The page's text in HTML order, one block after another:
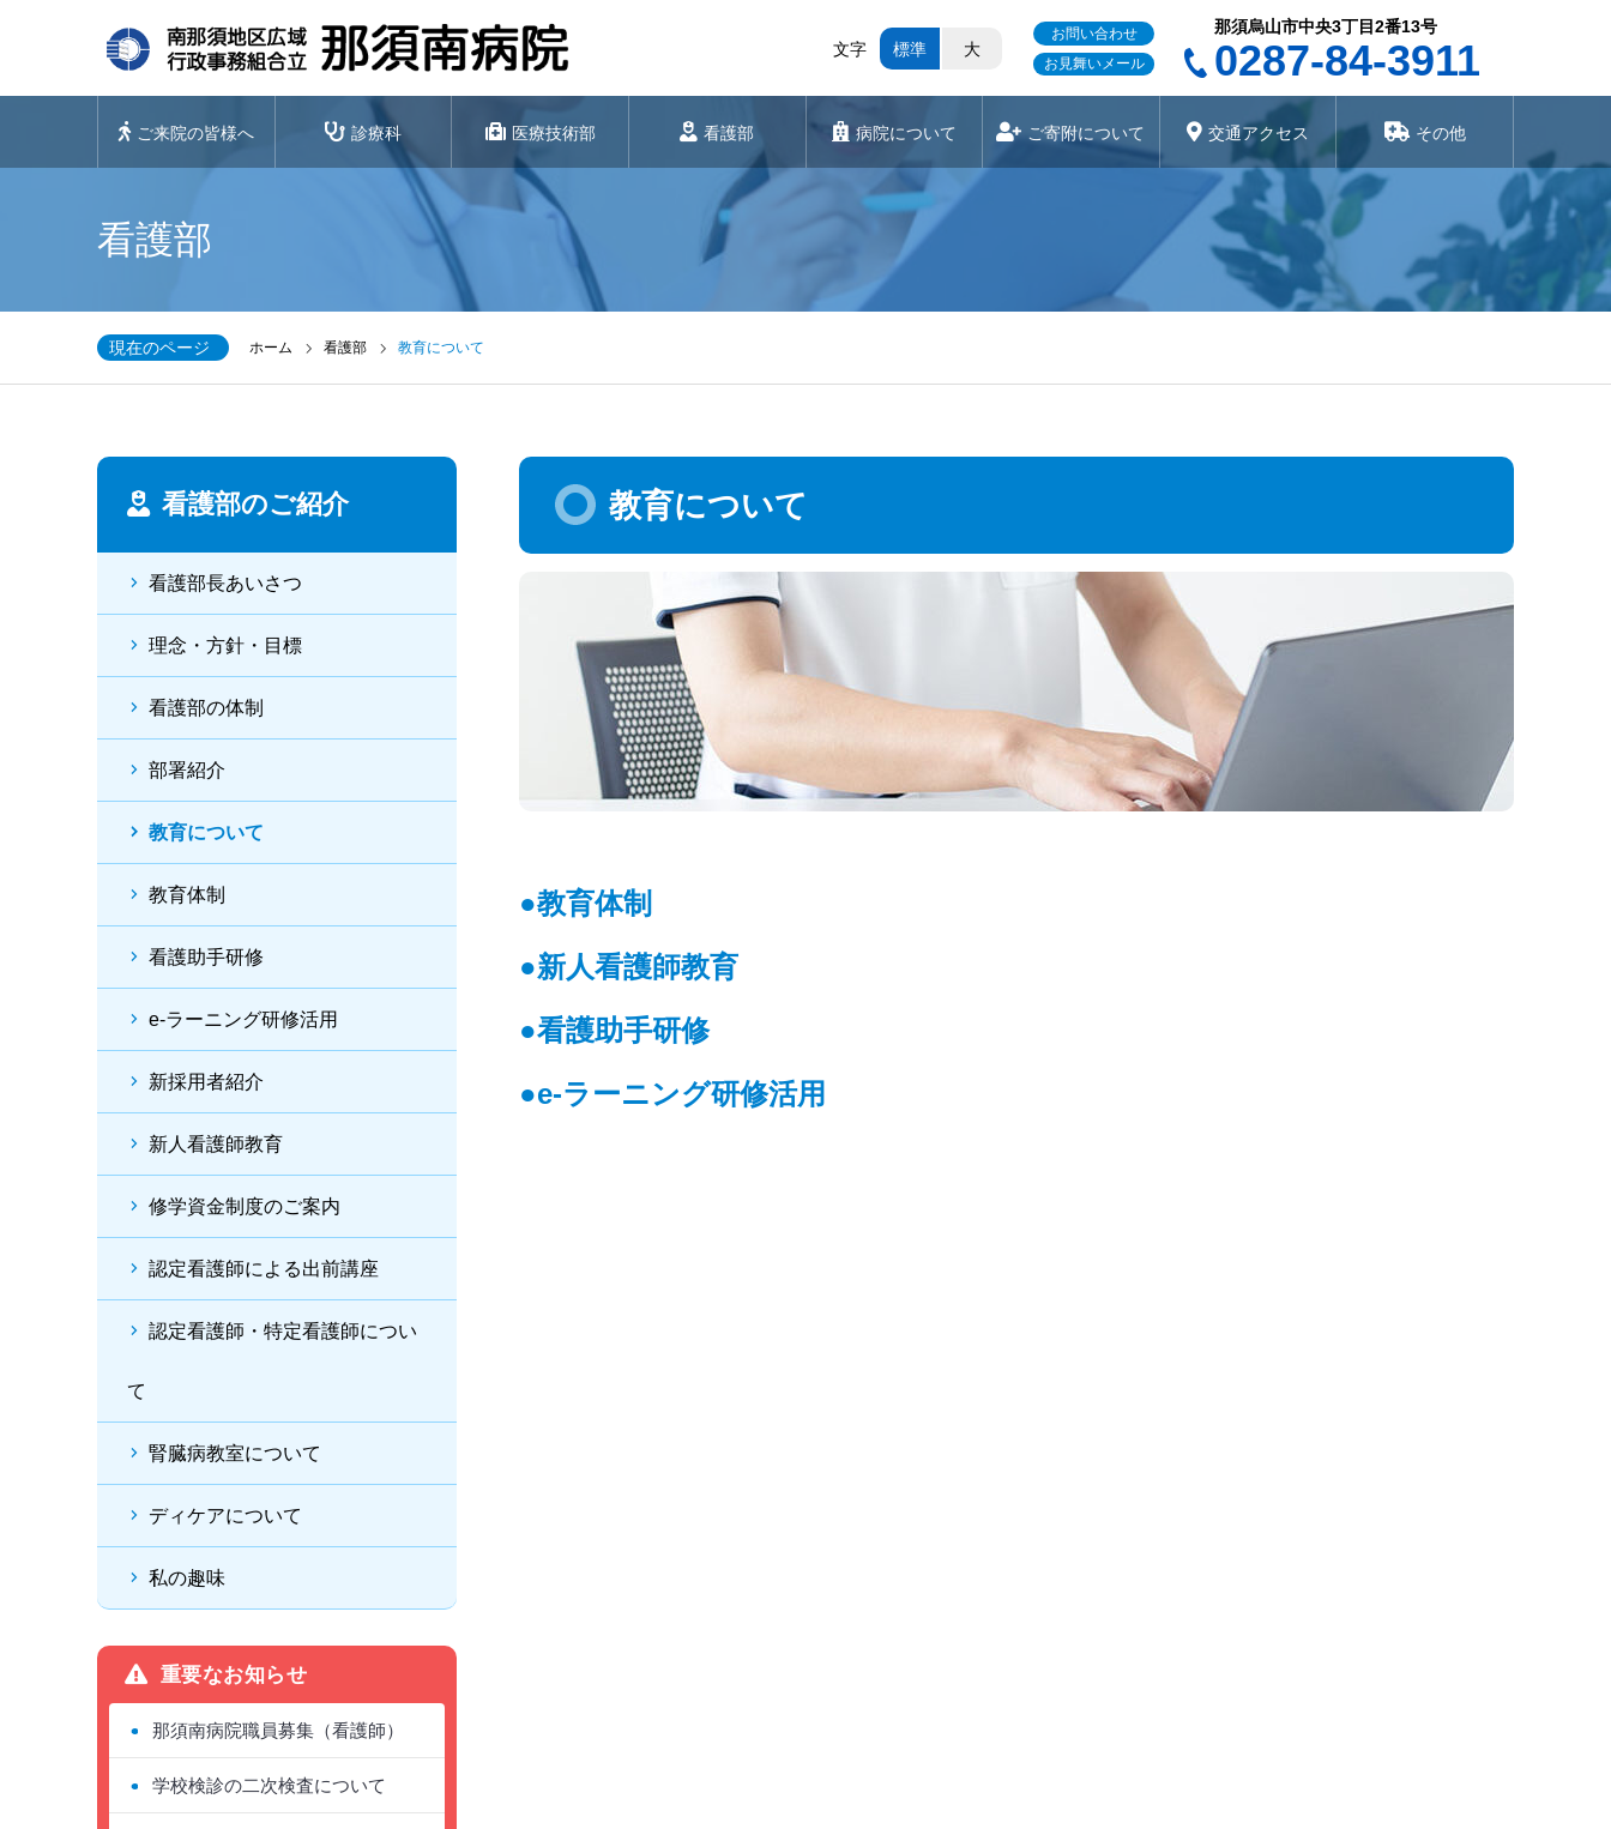
文字 標準 大
お問い合わせ
お見舞いメール
那須烏山市中央3丁目2番13号
0287-84-3911
ご来院の皆様へ 診療科 医療技術部 看護部 病院について ご寄附について 交通アクセス その他
看護部
現在のページ ホーム 看護部 教育について
教育について
●教育体制
●新人看護師教育
●看護助手研修
●e-ラーニング研修活用
看護部のご紹介
看護部長あいさつ
理念・方針・目標
看護部の体制
部署紹介
教育について
教育体制
看護助手研修
e-ラーニング研修活用
新採用者紹介
新人看護師教育
修学資金制度のご案内
認定看護師による出前講座
認定看護師・特定看護師につい
て
腎臓病教室について
ディケアについて
私の趣味
重要なお知らせ
那須南病院職員募集（看護師）
学校検診の二次検査について